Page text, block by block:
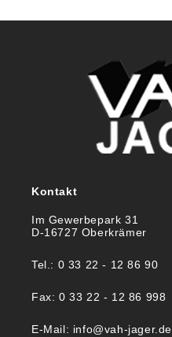
Kontakt
Im Gewerbepark 31
D-16727 Oberkrämer
Tel.: 0 33 22 - 12 86 90
Fax: 0 33 22 - 12 86 998
E-Mail: info@vah-jager.de